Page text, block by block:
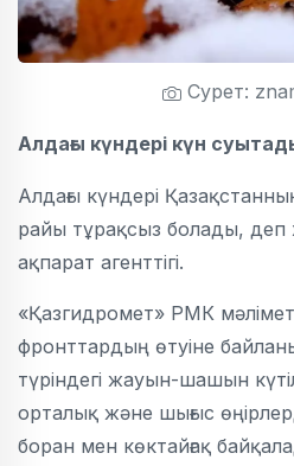
Сурет:
Алдағы күндері күн
Алдағы күндері
райы тұрақсыз болады, деп
ақпарат агенттігі.
«Қазгидромет» РМК
фронттардың өтуіне
түріндегі жауын-шашын
орталық және шығыс
боран мен көктайғақ